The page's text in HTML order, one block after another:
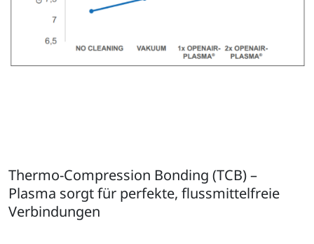
Thermo-Compression Bonding (TCB) –
Plasma sorgt für perfekte, flussmittelfreie
Verbindungen